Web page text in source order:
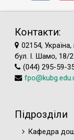
Контакти:
02154, Україна,
бул. І. Шамо, 18/2
(044) 295-59-
Підрозділи
Кафедра